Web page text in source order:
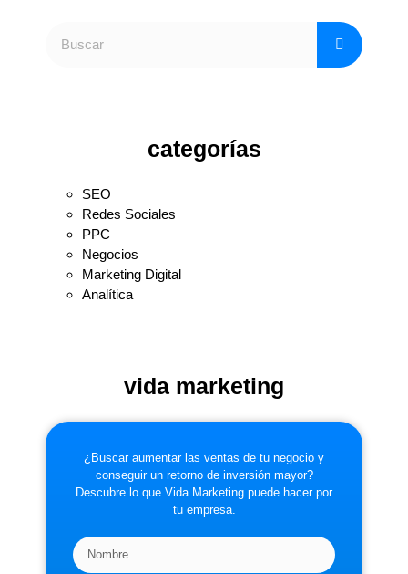
categorías
SEO
Redes Sociales
PPC
Negocios
Marketing Digital
Analítica
vida marketing
¿Buscar aumentar las ventas de tu negocio y
conseguir un retorno de inversión mayor?
Descubre lo que Vida Marketing puede hacer por
tu empresa.